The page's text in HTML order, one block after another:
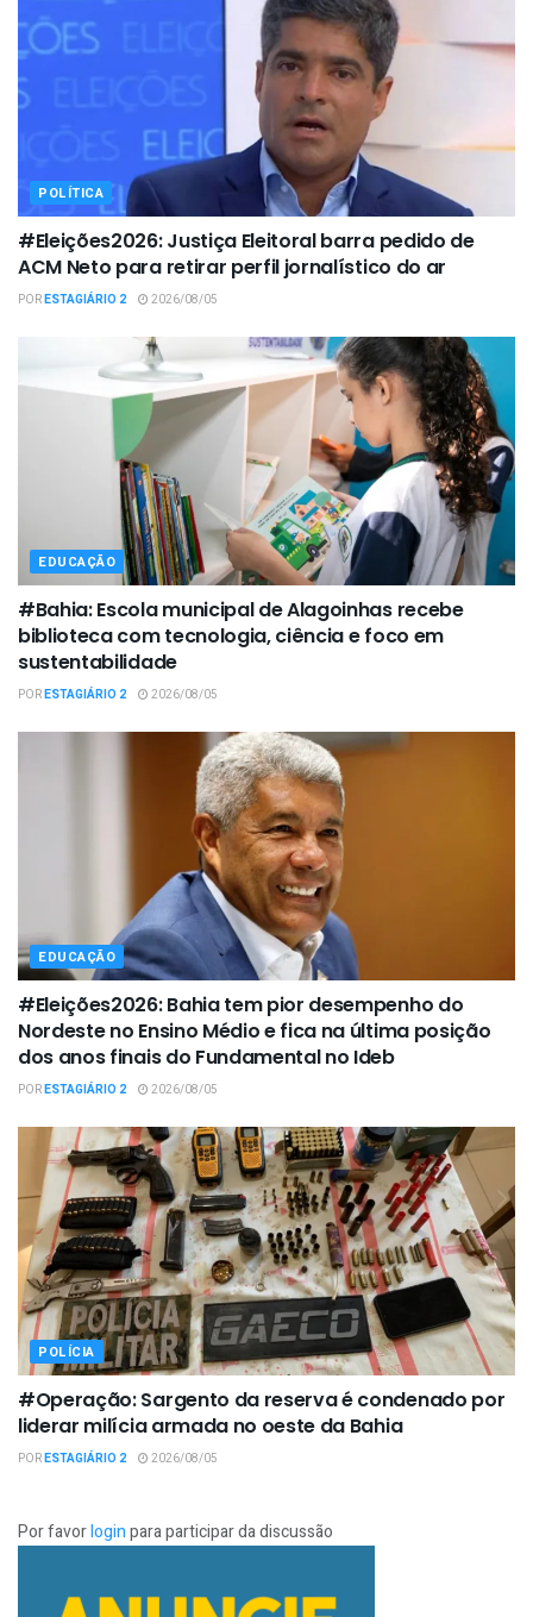
POLÍTICA
#Eleições2026: Justiça Eleitoral barra pedido de
ACM Neto para retirar perfil jornalístico do ar
PORESTAGIÁRIO 2 2026/08/05
EDUCAÇÃO
#Bahia: Escola municipal de Alagoinhas recebe
biblioteca com tecnologia, ciência e foco em
sustentabilidade
PORESTAGIÁRIO 2 2026/08/05
EDUCAÇÃO
#Eleições2026: Bahia tem pior desempenho do
Nordeste no Ensino Médio e fica na última posição
dos anos finais do Fundamental no Ideb
PORESTAGIÁRIO 2 2026/08/05
POLÍCIA
#Operação: Sargento da reserva é condenado por
liderar milícia armada no oeste da Bahia
PORESTAGIÁRIO 2 2026/08/05
Por favorloginpara participar da discussão